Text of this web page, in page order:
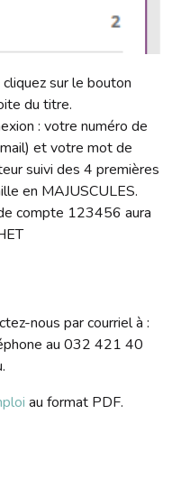
sur le bouton
du titre.
: votre numéro de
et votre mot de
suivi des 4 premières
en MAJUSCULES.
compte 123456 aura
nous par courriel à :
au 032 421 40
au format PDF.